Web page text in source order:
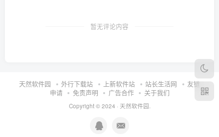
暂无评论内容
天然软件园 外行下载站 上新软件站 站长生活网
友链
申请
免责声明 广告合作 关于我们
Copyright © 2024 · 天然软件园